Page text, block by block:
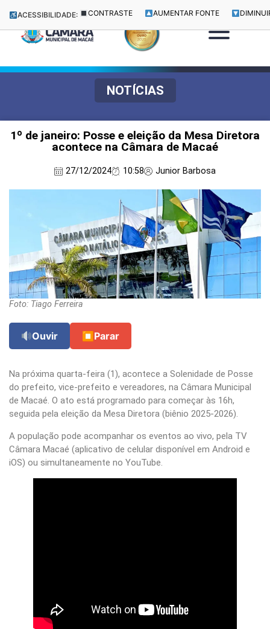
ACESSIBILIDADE: CONTRASTE AUMENTAR FONTE
NOTÍCIAS
1º de janeiro: Posse e eleição da Mesa Diretora
acontece na Câmara de Macaé
27/12/2024 10:58 Junior Barbosa
Foto: Tiago Ferreira
Ouvir ⏹ Parar
Na próxima quarta-feira (1), acontece a Solenidade de Posse
do prefeito, vice-prefeito e vereadores, na Câmara Municipal
de Macaé. O ato está programado para começar às 16h,
seguida pela eleição da Mesa Diretora (biênio 2025-2026).
A população pode acompanhar os eventos ao vivo, pela TV
Câmara Macaé (aplicativo de celular disponível em Android e
iOS) ou simultaneamente no YouTube.